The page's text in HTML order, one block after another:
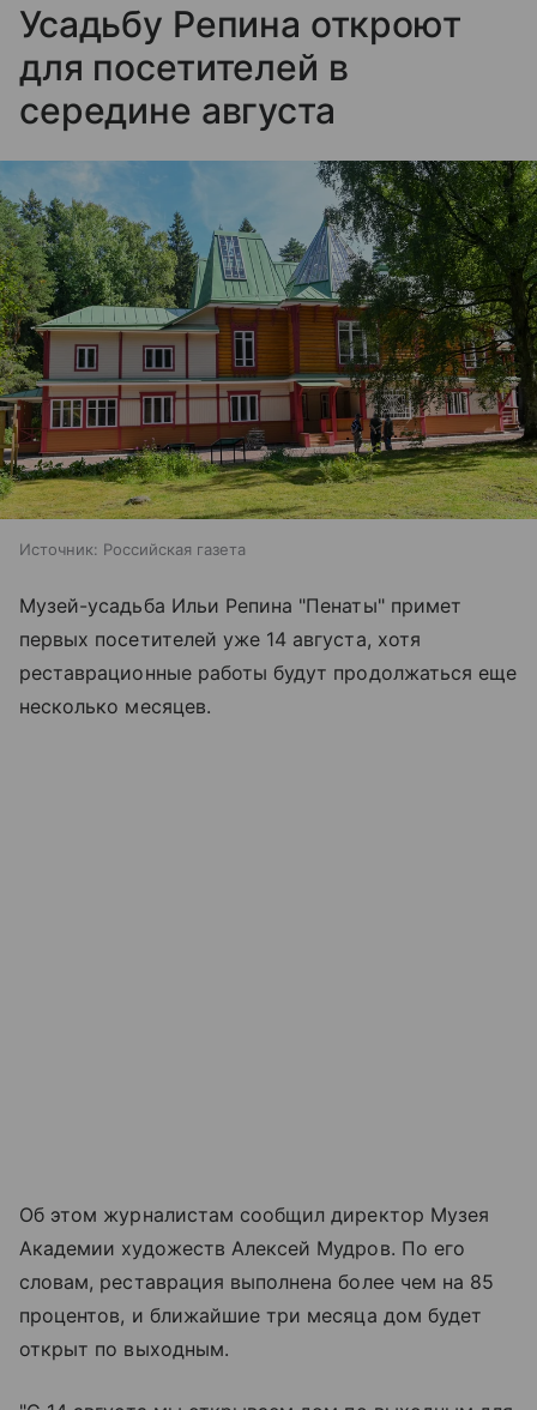
Усадьбу Репина откроют
для посетителей в
середине августа
Источник: Российская газета
Музей-усадьба Ильи Репина "Пенаты" примет
первых посетителей уже 14 августа, хотя
реставрационные работы будут продолжаться еще
несколько месяцев.
Об этом журналистам сообщил директор Музея
Академии художеств Алексей Мудров. По его
словам, реставрация выполнена более чем на 85
процентов, и ближайшие три месяца дом будет
открыт по выходным.